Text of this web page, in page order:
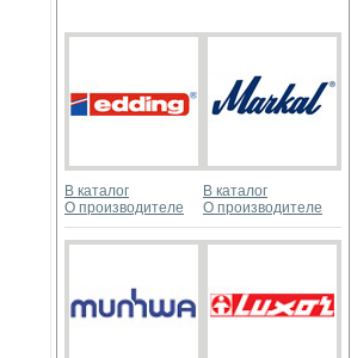
В каталог
О производителе
В каталог
О производителе